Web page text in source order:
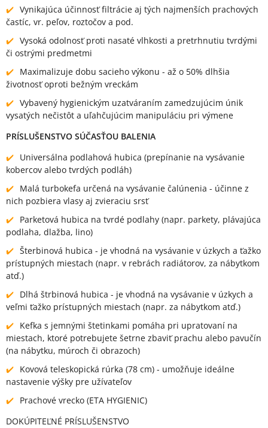
Vynikajúca účinnosť filtrácie aj tých najmenších prachových
častíc, vr. peľov, roztočov a pod.
Vysoká odolnosť proti nasaté vlhkosti a pretrhnutiu tvrdými
či ostrými predmetmi
Maximalizuje dobu sacieho výkonu - až o 50% dlhšia
životnosť oproti bežným vreckám
Vybavený hygienickým uzatváraním zamedzujúcim únik
vysatých nečistôt a uľahčujúcim manipuláciu pri výmene
PRÍSLUŠENSTVO SÚČASŤOU BALENIA
Universálna podlahová hubica (prepínanie na vysávanie
kobercov alebo tvrdých podláh)
Malá turbokefa určená na vysávanie čalúnenia - účinne z
nich pozbiera vlasy aj zvieraciu srsť
Parketová hubica na tvrdé podlahy (napr. parkety, plávajúca
podlaha, dlažba, lino)
Šterbinová hubica - je vhodná na vysávanie v úzkych a ťažko
prístupných miestach (napr. v rebrách radiátorov, za nábytkom
atď.)
Dlhá štrbinová hubica - je vhodná na vysávanie v úzkych a
veľmi ťažko prístupných miestach (napr. za nábytkom atď.)
Kefka s jemnými štetinkami pomáha pri upratovaní na
miestach, ktoré potrebujete šetrne zbaviť prachu alebo pavučín
(na nábytku, múroch či obrazoch)
Kovová teleskopická rúrka (78 cm) - umožňuje ideálne
nastavenie výšky pre užívateľov
Prachové vrecko (ETA HYGIENIC)
DOKÚPITEĽNÉ PRÍSLUŠENSTVO